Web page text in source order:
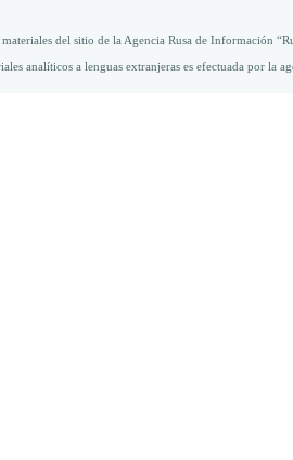
del sitio de la Agencia Rusa de Información
analíticos a lenguas extranjeras es efectuada por la